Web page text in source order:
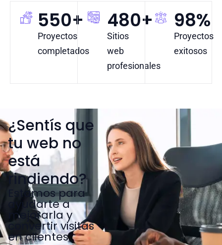
550+
Proyectos
completados
480+
Sitios
web
profesionales
98%
Proyectos
exitosos
¿Sentís que
tu web no
está
rindiendo?
Estamos para
ayudarte a
mejorarla y
convertir visitas
en clientes.